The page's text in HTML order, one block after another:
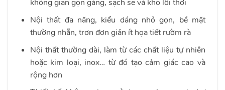
không gian gọn gàng, sạch sẽ và khó lỗi thời
Nội thất đa năng, kiểu dáng nhỏ gọn, bề mặt
thường nhẵn, trơn đơn giản ít họa tiết rườm rà
Nội thất thường dài, làm từ các chất liệu tự nhiên
hoặc kim loại, inox… từ đó tạo cảm giác cao và
rộng hơn